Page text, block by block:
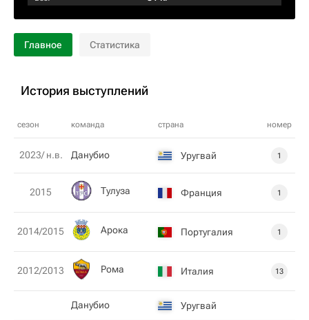
Главное Статистика
История выступлений
сезон команда страна номер
2023/ н.в. Данубио Уругвай 1
2015 Тулуза Франция 1
2014/2015 Арока Португалия 1
2012/2013 Рома Италия 13
Данубио Уругвай